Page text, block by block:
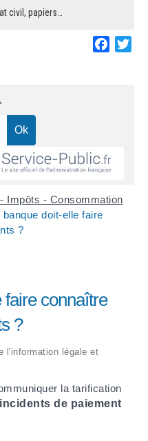
civil, papiers…
Impôts - Consommation
banque doit-elle faire
?
faire connaître
?
l'information légale et
la tarification
incidents de paiement